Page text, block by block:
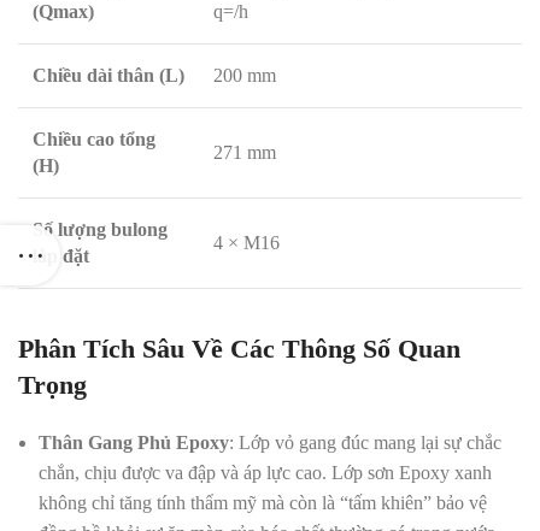
(Qmax)
q=/h
Chiều dài thân (L) 200 mm
Chiều cao tổng
(H)
271 mm
Số lượng bulong
lắp đặt
4 × M16
Phân Tích Sâu Về Các Thông Số Quan
Trọng
Thân Gang Phủ Epoxy: Lớp vỏ gang đúc mang lại sự chắc
chắn, chịu được va đập và áp lực cao. Lớp sơn Epoxy xanh
không chỉ tăng tính thẩm mỹ mà còn là “tấm khiên” bảo vệ